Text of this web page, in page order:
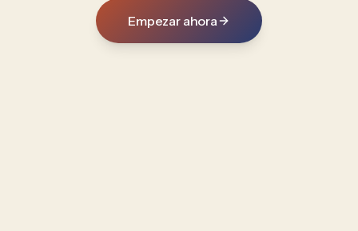
Empezar ahora